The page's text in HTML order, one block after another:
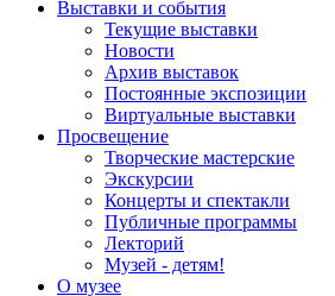
Выставки и события
Текущие выставки
Новости
Архив выставок
Постоянные экспозиции
Виртуальные выставки
Просвещение
Творческие мастерские
Экскурсии
Концерты и спектакли
Публичные программы
Лекторий
Музей - детям!
О музее